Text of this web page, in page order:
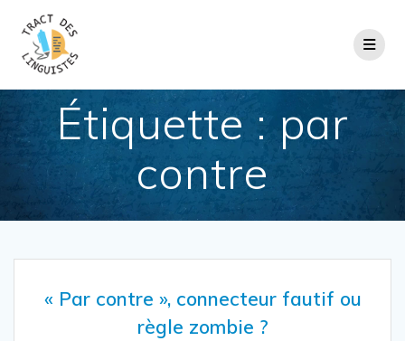
Étiquette : par
contre
« Par contre », connecteur fautif ou
règle zombie ?